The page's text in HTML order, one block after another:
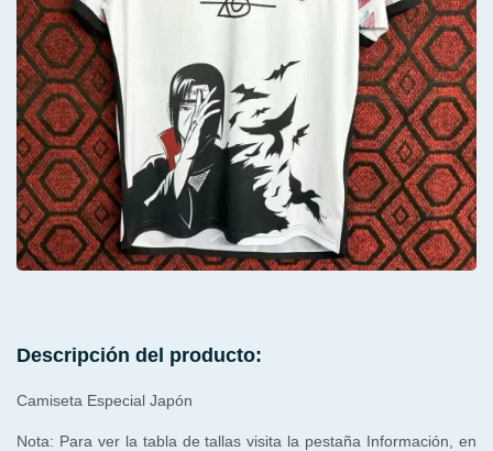
Descripción del producto:
Camiseta Especial Japón
Nota: Para ver la tabla de tallas visita la pestaña Información, en